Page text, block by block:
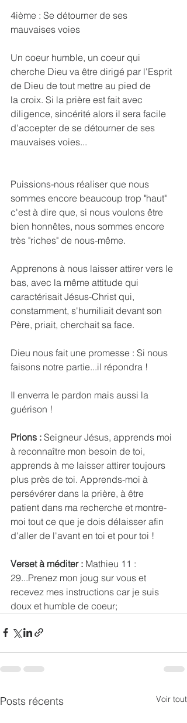
4ième : Se détourner de ses
mauvaises voies
Un coeur humble, un coeur qui
cherche Dieu va être dirigé par l'Esprit
de Dieu de tout mettre au pied de
la croix. Si la prière est fait avec
diligence, sincérité alors il sera facile
d'accepter de se détourner de ses
mauvaises voies...
Puissions-nous réaliser que nous
sommes encore beaucoup trop "haut"
c'est à dire que, si nous voulons être
bien honnêtes, nous sommes encore
très "riches" de nous-même.
Apprenons à nous laisser attirer vers le
bas, avec la même attitude qui
caractérisait Jésus-Christ qui,
constamment, s'humiliait devant son
Père, priait, cherchait sa face.
Dieu nous fait une promesse : Si nous
faisons notre partie...il répondra !
Il enverra le pardon mais aussi la
guérison !
Prions : Seigneur Jésus, apprends moi
à reconnaître mon besoin de toi,
apprends à me laisser attirer toujours
plus près de toi. Apprends-moi à
persévérer dans la prière, à être
patient dans ma recherche et montre-
moi tout ce que je dois délaisser afin
d'aller de l'avant en toi et pour toi !
Verset à méditer : Mathieu 11 :
29...Prenez mon joug sur vous et
recevez mes instructions car je suis
doux et humble de coeur;
Posts récents Voir tout